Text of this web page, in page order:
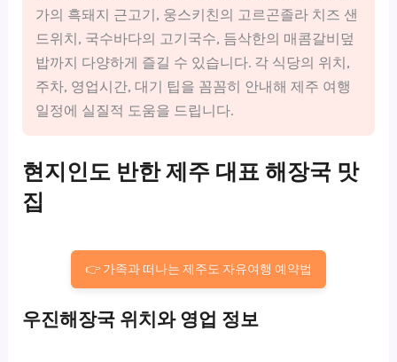
가의 흑돼지 근고기, 웅스키친의 고르곤졸라 치즈 샌
드위치, 국수바다의 고기국수, 듬삭한의 매콤갈비덮
밥까지 다양하게 즐길 수 있습니다. 각 식당의 위치,
주차, 영업시간, 대기 팁을 꼼꼼히 안내해 제주 여행
일정에 실질적 도움을 드립니다.
현지인도 반한 제주 대표 해장국 맛
집
👉 가족과 떠나는 제주도 자유여행 예약법
우진해장국 위치와 영업 정보